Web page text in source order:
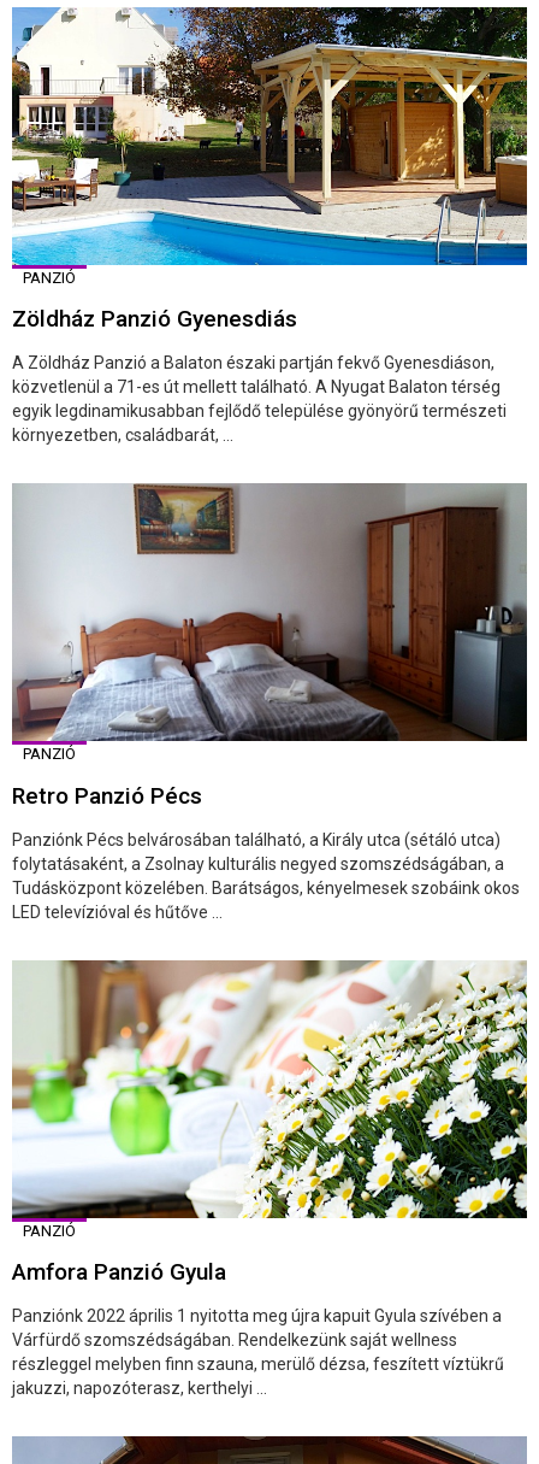
PANZIÓ
Zöldház Panzió Gyenesdiás
A Zöldház Panzió a Balaton északi partján fekvő Gyenesdiáson,
közvetlenül a 71-es út mellett található. A Nyugat Balaton térség
egyik legdinamikusabban fejlődő települése gyönyörű természeti
környezetben, családbarát, ...
PANZIÓ
Retro Panzió Pécs
Panziónk Pécs belvárosában található, a Király utca (sétáló utca)
folytatásaként, a Zsolnay kulturális negyed szomszédságában, a
Tudásközpont közelében. Barátságos, kényelmesek szobáink okos
LED televízióval és hűtőve ...
PANZIÓ
Amfora Panzió Gyula
Panziónk 2022 április 1 nyitotta meg újra kapuit Gyula szívében a
Várfürdő szomszédságában. Rendelkezünk saját wellness
részleggel melyben finn szauna, merülő dézsa, feszített víztükrű
jakuzzi, napozóterasz, kerthelyi ...